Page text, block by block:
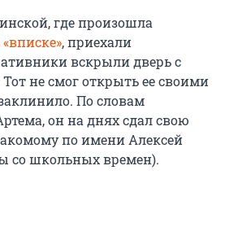
где произошла
, приехали
вскрыли дверь с
не смог открыть ее своими
По словам
он на днях сдал свою
по имени Алексей
со школьных времен).